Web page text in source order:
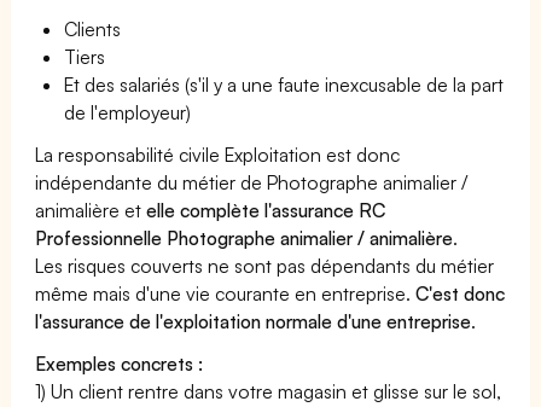
Clients
Tiers
Et des salariés (s'il y a une faute inexcusable de la part
de l'employeur)
La responsabilité civile Exploitation est donc
indépendante du métier de Photographe animalier /
animalière etelle complète l'assurance RC
Professionnelle Photographe animalier / animalière.
Les risques couverts ne sont pas dépendants du métier
même mais d'une vie courante en entreprise.C'est donc
l'assurance de l'exploitation normale d'une entreprise.
Exemples concrets :
1) Un client rentre dans votre magasin et glisse sur le sol,